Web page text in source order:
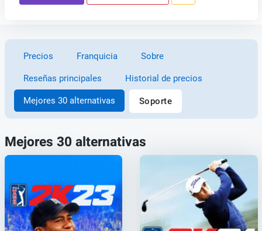
Precios Franquicia Sobre
Reseñas principales Historial de precios
Mejores 30 alternativas Soporte
Mejores 30 alternativas